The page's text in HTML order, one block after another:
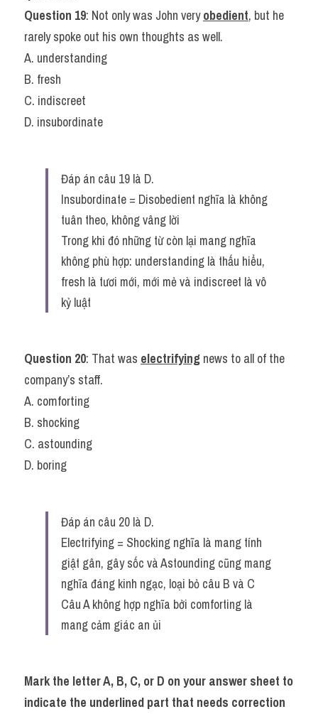
Question 19: Not only was John very obedient, but he
rarely spoke out his own thoughts as well.
A. understanding
B. fresh
C. indiscreet
D. insubordinate
Đáp án câu 19 là D.
Insubordinate = Disobedient nghĩa là không
tuân theo, không vâng lời
Trong khi đó những từ còn lại mang nghĩa
không phù hợp: understanding là thấu hiểu,
fresh là tươi mới, mới mẻ và indiscreet là vô
kỷ luật
Question 20: That was electrifying news to all of the
company’s staff.
A. comforting
B. shocking
C. astounding
D. boring
Đáp án câu 20 là D.
Electrifying = Shocking nghĩa là mang tính
giật gân, gây sốc và Astounding cũng mang
nghĩa đáng kinh ngạc, loại bỏ câu B và C
Câu A không hợp nghĩa bởi comforting là
mang cảm giác an ủi
Mark the letter A, B, C, or D on your answer sheet to
indicate the underlined part that needs correction